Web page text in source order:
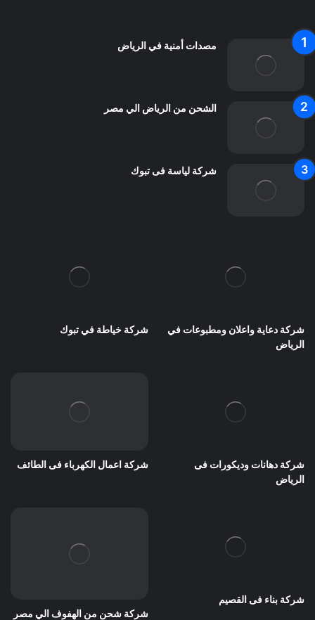
مصدات أمنية في الرياض
الشحن من الرياض الي مصر
شركة لياسة فى تبوك
شركة دعاية واعلان ومطبوعات في
الرياض
شركة خياطة في تبوك
شركة دهانات وديكورات فى
الرياض
شركة اعمال الكهرباء فى الطائف
شركة بناء فى القصيم
شركة شحن من الهفوف الي مصر